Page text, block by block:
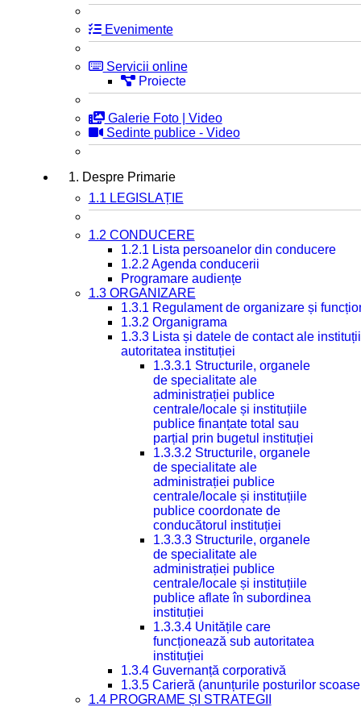
Evenimente
Servicii online
Proiecte
Galerie Foto | Video
Sedinte publice - Video
1. Despre Primarie
1.1 LEGISLAȚIE
1.2 CONDUCERE
1.2.1 Lista persoanelor din conducere
1.2.2 Agenda conducerii
Programare audiențe
1.3 ORGANIZARE
1.3.1 Regulament de organizare și
1.3.2 Organigrama
1.3.3 Lista și datele de contact ale
autoritatea instituției
1.3.3.1 Structurile, organele
de specialitate ale
administrației publice
centrale/locale și instituțiile
publice finanțate total sau
parțial prin bugetul instituției
1.3.3.2 Structurile, organele
de specialitate ale
administrației publice
centrale/locale și instituțiile
publice coordonate de
conducătorul instituției
1.3.3.3 Structurile, organele
de specialitate ale
administrației publice
centrale/locale și instituțiile
publice aflate în subordinea
instituției
1.3.3.4 Unitățile care
funcționează sub autoritatea
instituției
1.3.4 Guvernanță corporativă
1.3.5 Carieră (anunțurile posturilor
1.4 PROGRAME ȘI STRATEGII